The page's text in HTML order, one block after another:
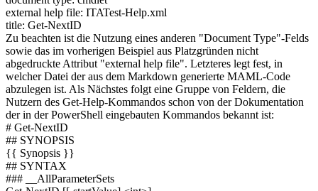
external help file: ITATest-Help.xml
title: Get-NextID
Zu beachten ist die Nutzung eines anderen "Document Type"-Felds
sowie das im vorherigen Beispiel aus Platzgründen nicht
abgedruckte Attribut "external help file". Letzteres legt fest, in
welcher Datei der aus dem Markdown generierte MAML-Code
abzulegen ist. Als Nächstes folgt eine Gruppe von Feldern, die
Nutzern des Get-Help-Kommandos schon von der Dokumentation
der in der PowerShell eingebauten Kommandos bekannt ist:
# Get-NextID
## SYNOPSIS
{{ Synopsis }}
## SYNTAX
### __AllParameterSets